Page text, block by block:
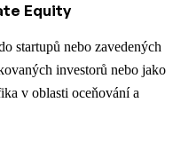
Equity
startupů nebo zavedených
investorů nebo jako
v oblasti oceňování a